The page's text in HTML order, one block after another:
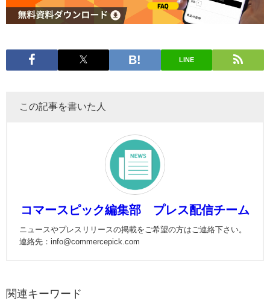
LINE
この記事を書いた人
コマースピック編集部 プレス配信チーム
ニュースやプレスリリースの掲載をご希望の方はご連絡下さい。
連絡先：info@commercepick.com
関連キーワード